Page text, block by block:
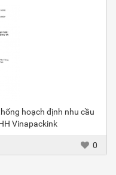
hoạch định nhu cầu
Vinapackink
0